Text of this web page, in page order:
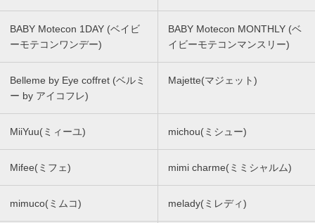
BABY Motecon 1DAY (ベイビ
ーモテコンワンデー)
BABY Motecon MONTHLY (ベ
イビーモテコンマンスリー)
Belleme by Eye coffret (ベルミ
ー by アイコフレ)
Majette(マジェット)
MiiYuu(ミィーユ) michou(ミシュー)
Mifee(ミフェ) mimi charme(ミミシャルム)
mimuco(ミムコ) melady(ミレディ)